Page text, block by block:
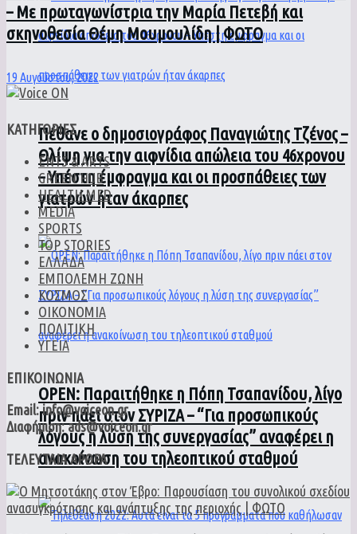
Πέθανε ο δημοσιογράφος Παναγιώτης Τζένος –
Θλίψη για την αιφνίδια απώλεια του 46χρονου
– Υπέστη έμφραγμα και οι προσπάθειες των
γιατρών ήταν άκαρπες
ΟPEN: Παραιτήθηκε η Πόπη Τσαπανίδου, λίγο
πριν πάει στον ΣΥΡΙΖΑ – “Για προσωπικούς
λόγους η λύση της συνεργασίας” αναφέρει η
ανακοίνωση του τηλεοπτικού σταθμού
– Με πρωταγωνίστρια την Μαρία Πετεβή και
σκηνοθεσία Θέμη Μουμουλίδη | ΦΩΤΟ
19 Αυγούστου, 2022
ΚΑΤΗΓΟΡΙΕΣ
ENTS & ARTS
GREEN HUB
HEALTH MED
MEDIA
SPORTS
TOP STORIES
ΕΛΛΑΔΑ
ΕΜΠΟΛΕΜΗ ΖΩΝΗ
ΚΟΣΜΟΣ
ΟΙΚΟΝΟΜΙΑ
ΠΟΛΙΤΙΚΗ
ΥΓΕΙΑ
ΕΠΙΚΟΙΝΩΝΙΑ
Email: info@voiceon.gr
Διαφήμιση: ads@voiceon.gr
ΤΕΛΕΥΤΑΙΑ ΑΡΘΡΑ